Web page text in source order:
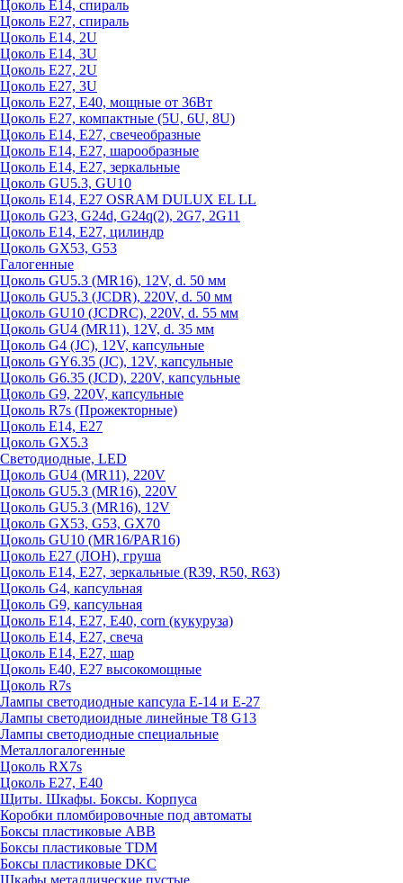
Цоколь Е14, спираль
Цоколь Е27, спираль
Цоколь Е14, 2U
Цоколь Е14, 3U
Цоколь Е27, 2U
Цоколь Е27, 3U
Цоколь Е27, Е40, мощные от 36Вт
Цоколь Е27, компактные (5U, 6U, 8U)
Цоколь Е14, Е27, свечеобразные
Цоколь Е14, Е27, шарообразные
Цоколь Е14, Е27, зеркальные
Цоколь GU5.3, GU10
Цоколь Е14, Е27 OSRAM DULUX EL LL
Цоколь G23, G24d, G24q(2), 2G7, 2G11
Цоколь Е14, Е27, цилиндр
Цоколь GX53, G53
Галогенные
Цоколь GU5.3 (MR16), 12V, d. 50 мм
Цоколь GU5.3 (JCDR), 220V, d. 50 мм
Цоколь GU10 (JCDRC), 220V, d. 55 мм
Цоколь GU4 (MR11), 12V, d. 35 мм
Цоколь G4 (JC), 12V, капсульные
Цоколь GY6.35 (JC), 12V, капсульные
Цоколь G6.35 (JCD), 220V, капсульные
Цоколь G9, 220V, капсульные
Цоколь R7s (Прожекторные)
Цоколь E14, E27
Цоколь GX5.3
Светодиодные, LED
Цоколь GU4 (MR11), 220V
Цоколь GU5.3 (MR16), 220V
Цоколь GU5.3 (MR16), 12V
Цоколь GX53, G53, GX70
Цоколь GU10 (MR16/PAR16)
Цоколь Е27 (ЛОН), груша
Цоколь Е14, Е27, зеркальные (R39, R50, R63)
Цоколь G4, капсульная
Цоколь G9, капсульная
Цоколь Е14, Е27, Е40, corn (кукуруза)
Цоколь Е14, Е27, свеча
Цоколь Е14, Е27, шар
Цоколь Е40, Е27 высокомощные
Цоколь R7s
Лампы светодиодные капсула Е-14 и Е-27
Лампы светодиоидные линейные T8 G13
Лампы светодиодные специальные
Металлогалогенные
Цоколь RX7s
Цоколь Е27, E40
Щиты. Шкафы. Боксы. Корпуса
Коробки пломбировочные под автоматы
Боксы пластиковые ABB
Боксы пластиковые TDM
Боксы пластиковые DKC
Шкафы металлические пустые